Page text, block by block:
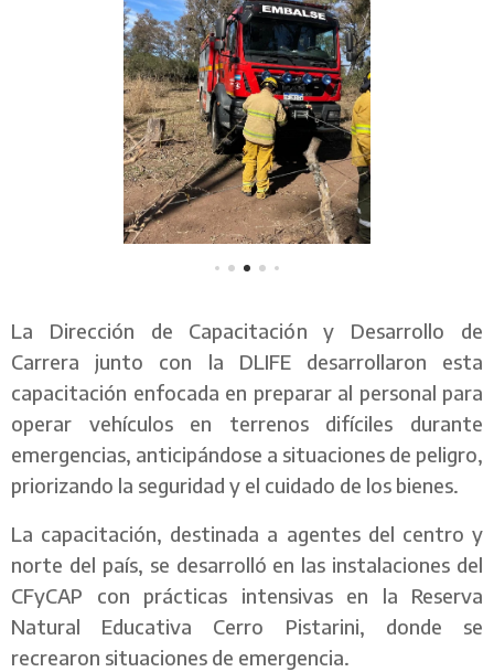
La Dirección de Capacitación y Desarrollo de
Carrera junto con la DLIFE desarrollaron esta
capacitación enfocada en preparar al personal para
operar vehículos en terrenos difíciles durante
emergencias, anticipándose a situaciones de peligro,
priorizando la seguridad y el cuidado de los bienes.
La capacitación, destinada a agentes del centro y
norte del país, se desarrolló en las instalaciones del
CFyCAP con prácticas intensivas en la Reserva
Natural Educativa Cerro Pistarini, donde se
recrearon situaciones de emergencia.